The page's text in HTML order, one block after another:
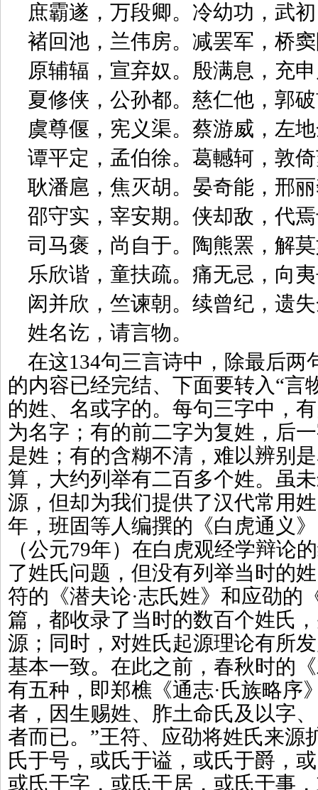
庶霸遂，万段卿。冷幼功，武
褚回池，兰伟房。减罢军，桥
原辅辐，宣弃奴。殷满息，充
夏修侠，公孙都。慈仁他，郭
虞尊偃，宪义渠。蔡游威，左
谭平定，孟伯徐。葛轗轲，敦
耿潘扈，焦灭胡。晏奇能，邢
邵守实，宰安期。侠却敌，代
司马褒，尚自于。陶熊罴，解
乐欣谐，童扶疏。痛无忌，向
闳并欣，竺谏朝。续曾纪，遗
姓名讫，请言物。
在这134句三言诗中，除最后两
的内容已经完结、下面要转入“言
的姓、名或字的。每句三字中，
为名字；有的前二字为复姓，后
是姓；有的含糊不清，难以辨别
算，大约列举有二百多个姓。虽
源，但却为我们提供了汉代常用
年，班固等人编撰的《白虎通义
（公元79年）在白虎观经学辩论
了姓氏问题，但没有列举当时的
符的《潜夫论·志氏姓》和应劭的
篇，都收录了当时的数百个姓氏
源；同时，对姓氏起源理论有所
基本一致。在此之前，春秋时的
有五种，即郑樵《通志·氏族略序
者，因生赐姓、胙土命氏及以字
者而已。”王符、应劭将姓氏来源
氏于号，或氏于谥，或氏于爵，
或氏于字，或氏于居，或氏于事